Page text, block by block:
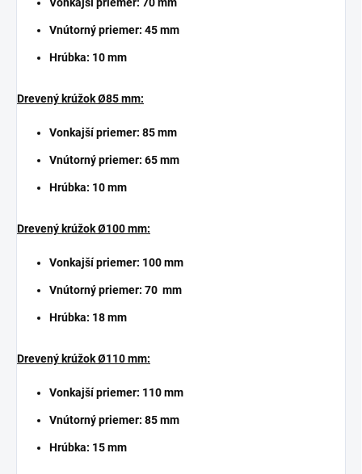
Vonkajší priemer: 70 mm
Vnútorný priemer: 45 mm
Hrúbka: 10 mm
Drevený krúžok Ø85 mm:
Vonkajší priemer: 85 mm
Vnútorný priemer: 65 mm
Hrúbka: 10 mm
Drevený krúžok Ø100 mm:
Vonkajší priemer: 100 mm
Vnútorný priemer: 70 mm
Hrúbka: 18 mm
Drevený krúžok Ø110 mm:
Vonkajší priemer: 110 mm
Vnútorný priemer: 85 mm
Hrúbka: 15 mm